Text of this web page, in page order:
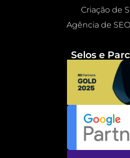
Criação de
Agência de
Selos e